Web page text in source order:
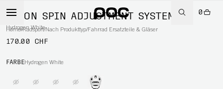
0
Home/Radsport/Nach Produkttyp/Fahrrad Ersatzteile & Gläser
AXION SPIN ADJUSTMENT SYSTEM
Hydrogen White
170.00 CHF
FARBEHydrogen White